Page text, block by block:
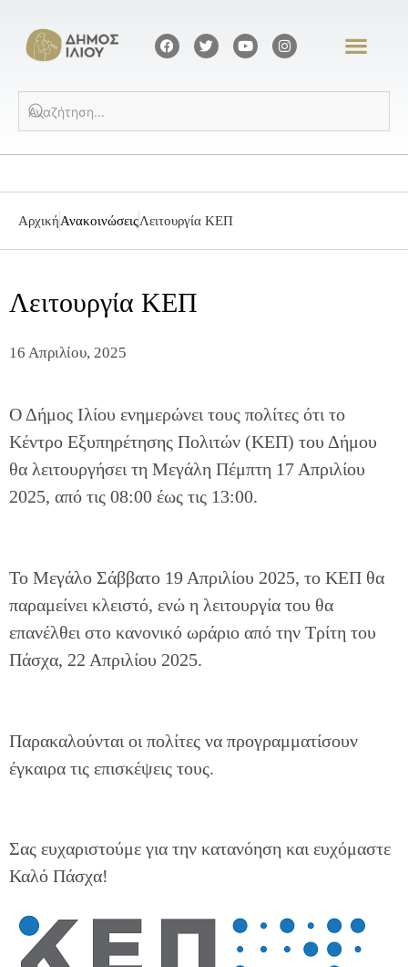
ΑρχικήΑνακοινώσειςΛειτουργία ΚΕΠ
Λειτουργία ΚΕΠ
16 Απριλίου, 2025
Ο Δήμος Ιλίου ενημερώνει τους πολίτες ότι το
Κέντρο Εξυπηρέτησης Πολιτών (ΚΕΠ) του Δήμου
θα λειτουργήσει τη Μεγάλη Πέμπτη 17 Απριλίου
2025, από τις 08:00 έως τις 13:00.
Το Μεγάλο Σάββατο 19 Απριλίου 2025, το ΚΕΠ θα
παραμείνει κλειστό, ενώ η λειτουργία του θα
επανέλθει στο κανονικό ωράριο από την Τρίτη του
Πάσχα, 22 Απριλίου 2025.
Παρακαλούνται οι πολίτες να προγραμματίσουν
έγκαιρα τις επισκέψεις τους.
Σας ευχαριστούμε για την κατανόηση και ευχόμαστε
Καλό Πάσχα!